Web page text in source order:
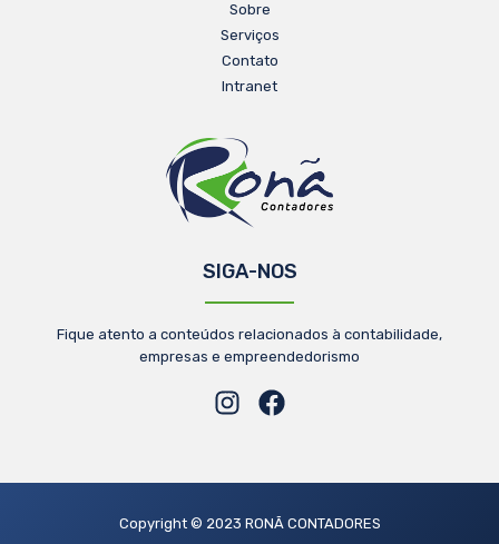
Sobre
Serviços
Contato
Intranet
SIGA-NOS
Fique atento a conteúdos relacionados à contabilidade,
empresas e empreendedorismo
Copyright © 2023 RONÃ CONTADORES